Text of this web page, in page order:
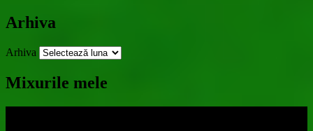
Arhiva
Arhiva
Mixurile mele